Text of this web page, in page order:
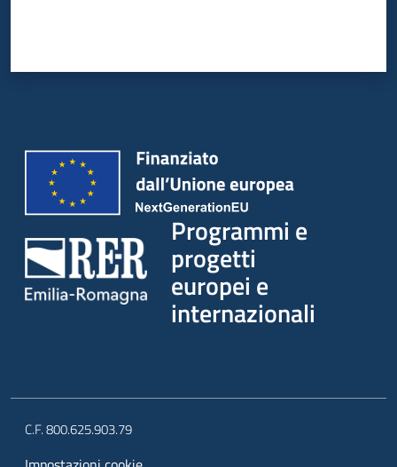
Programmi e
progetti
europei e
internazionali
C.F. 800.625.903.79